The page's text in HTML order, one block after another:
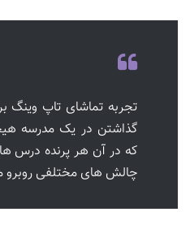
تجربه تماشای تاپ وینگ
گذاشتن در یک مدرسه
که در آن هر پرنده درس
چالش های مختلفی